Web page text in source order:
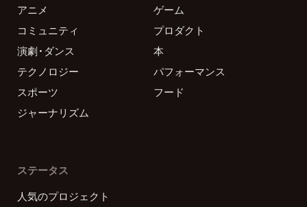
アニメ
ゲーム
コミュニティ
プロダクト
演劇・ダンス
本
テクノロジー
パフォーマンス
スポーツ
フード
ジャーナリズム
ステータス
人気のプロジェクト